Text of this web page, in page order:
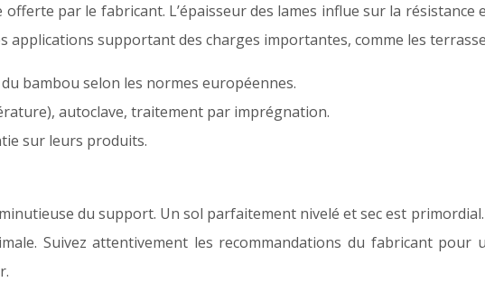
par le fabricant. L’épaisseur des lames influe sur la résistance
applications supportant des charges importantes, comme les
bambou selon les normes européennes.
autoclave, traitement par imprégnation.
sur leurs produits.
du support. Un sol parfaitement nivelé et sec est
Suivez attentivement les recommandations du fabricant pour